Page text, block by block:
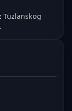
Tuzlanskog